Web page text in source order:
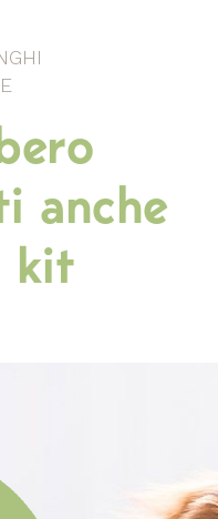
ed efficace,
ed è compatibile
in atto.
anche
kit